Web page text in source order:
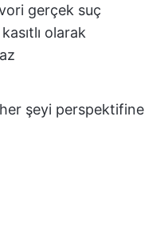
gerçek suç
olarak
şeyi perspektifine